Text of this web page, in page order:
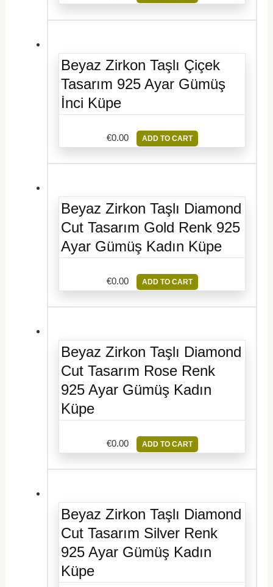
Beyaz Zirkon Taşlı Çiçek
Tasarım 925 Ayar Gümüş
İnci Küpe
€0.00 ADD TO CART
Beyaz Zirkon Taşlı Diamond
Cut Tasarım Gold Renk 925
Ayar Gümüş Kadın Küpe
€0.00 ADD TO CART
Beyaz Zirkon Taşlı Diamond
Cut Tasarım Rose Renk
925 Ayar Gümüş Kadın
Küpe
€0.00 ADD TO CART
Beyaz Zirkon Taşlı Diamond
Cut Tasarım Silver Renk
925 Ayar Gümüş Kadın
Küpe